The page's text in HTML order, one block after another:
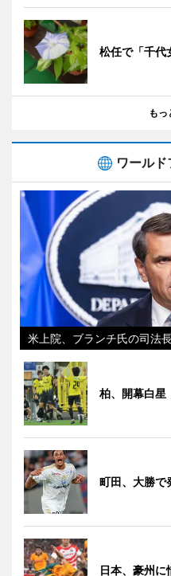
松任で「千代
もっ
ワール
米上院、ブランチ氏の司法
柏、開幕白
町田、大勝
日本、豪州